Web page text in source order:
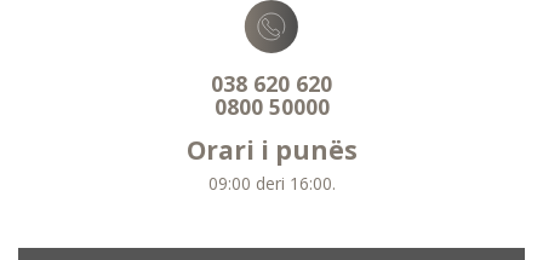
038 620 620
0800 50000
Orari i punës
09:00 deri 16:00.